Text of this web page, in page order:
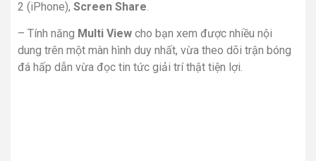
2 (iPhone), Screen Share
– Tính năng Multi View cho bạn xem được nhiều nội
dung trên một màn hình duy nhất, vừa theo dõi trận bóng
đá hấp dẫn vừa đọc tin tức giải trí thật tiện lợi.